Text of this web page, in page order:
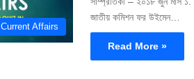
Current Affairs
জাতীয় কমিশন ফর উইমেন…
Read More »